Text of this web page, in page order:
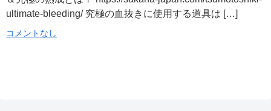
ultimate-bleeding/ 究極の血抜きに使用する道具は […]
コメントなし